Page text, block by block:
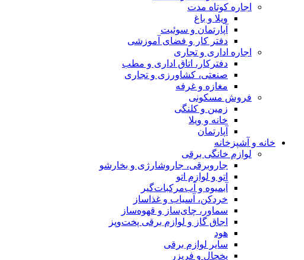
اجاره کوتاه مدت
ویلا و باغ
آپارتمان و سوئیت
دفتر کار و فضای آموزشی
اجاره اداری و تجاری
دفترکار، اتاق اداری و مطب
صنعتی، کشاورزی و تجاری
مغازه و غرفه
فروش مسکونی
زمین و کلنگی
خانه و ویلا
آپارتمان
خانه و آشپزخانه
لوازم خانگی برقی
جاروبرقی، جاروشارژی و بخارشو
اتو و لوازم اتو
آبمیوه و آب‌مرکبات‌گیر
خردکن، آسیاب و غذاساز
سماور، چای‌ساز و قهوه‌ساز
اجاق گاز و لوازم برقی پخت‌وپز
هود
سایر لوازم برقی
یخچال و فریزر